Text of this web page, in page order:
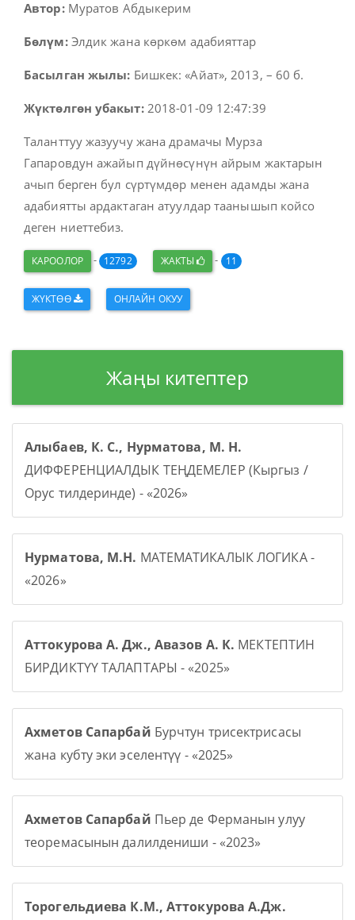
Автор:Муратов Абдыкерим
Бөлүм:Элдик жана көркөм адабияттар
Басылган жылы: Бишкек: «Айат», 2013, – 60 б.
Жүктөлгөн убакыт:2018-01-09 12:47:39
Таланттуу жазуучу жана драмачы Мурза
Гапаровдун ажайып дүйнөсүнүн айрым жактарын
ачып берген бул сүртүмдөр менен адамды жана
адабиятты ардактаган атуулдар таанышып койсо
деген ниеттебиз.
КАРООЛОР - 12792 ЖАКТЫ - 11
ЖҮКТӨӨ ОНЛАЙН ОКУУ
Жаңы китептер
Алыбаев, К. С., Нурматова, М. Н.
ДИФФЕРЕНЦИАЛДЫК ТЕҢДЕМЕЛЕР (Кыргыз /
Орус тилдеринде) - «2026»
Нурматова, М.Н. МАТЕМАТИКАЛЫК ЛОГИКА -
«2026»
Аттокурова А. Дж., Авазов А. К. МЕКТЕПТИН
БИРДИКТҮҮ ТАЛАПТАРЫ - «2025»
Ахметов Сапарбай Бурчтун трисектрисасы
жана кубту эки эселентүү - «2025»
Ахметов Сапарбай Пьер де Ферманын улуу
теоремасынын далилдениши - «2023»
Торогельдиева К.М., Аттокурова А.Дж.